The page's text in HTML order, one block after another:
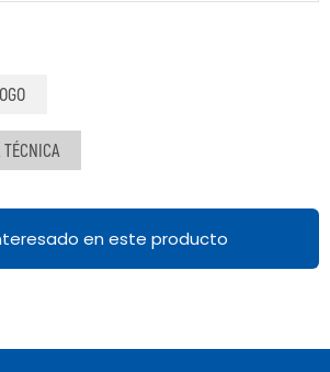
TÉCNICA
en este producto